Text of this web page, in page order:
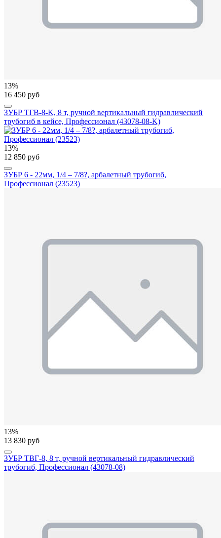
13%
16 450 руб
ЗУБР ТГВ-8-K, 8 т, ручной вертикальный гидравлический
трубогиб в кейсе, Профессионал (43078-08-K)
13%
12 850 руб
ЗУБР 6 - 22мм, 1/4 – 7/8?, арбалетный трубогиб,
Профессионал (23523)
13%
13 830 руб
ЗУБР ТВГ-8, 8 т, ручной вертикальный гидравлический
трубогиб, Профессионал (43078-08)